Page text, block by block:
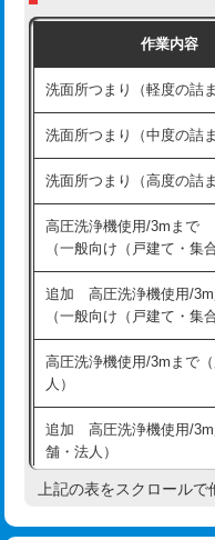
モルタル補修（厚さ10㎝
モルタル補修（厚さ10㎝
洗面台設置
バスタブ設置
追加人工
廃棄・処分
※給水管工事は20mmま
交換・取付（その他部品
持込商品取付（単水栓）
持込商品取付（混合水栓
持込商品取付（浄水器・
給水管工事※（ホール加
給水管工事※（バンド止
給水管工事※（支持金具
給水管工事※（保温材使
め込み）)
給水管工事※（土の掘削
業)
給水管工事※（塩ビ管（
用/3ｍまで)
作業内容
洗面所つまり（軽度の詰ま
洗面所つまり（中度の詰ま
洗面所つまり（高度の詰ま
高圧洗浄機使用/3mまで
（一般向け（戸建て・集
追加 高圧洗浄機使用/3m
（一般向け（戸建て・集
高圧洗浄機使用/3mまで
人）
追加 高圧洗浄機使用/3m
舗・法人）
高度高圧洗浄換
上記の表をスクロールで